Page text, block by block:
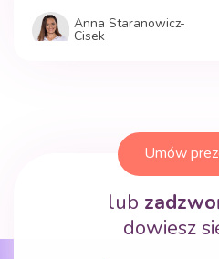
Anna Staranowicz-
Cisek
Umów
lub
dowiesz